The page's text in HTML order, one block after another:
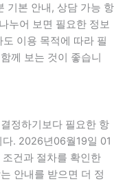
기본 안내, 상담 가능 항
누어 보면 필요한 정보
이용 목적에 따라 필
께 보는 것이 좋습니
정하기보다 필요한 항
. 2026년06월19일 01
건과 절차를 확인한
안내를 받으면 더 정